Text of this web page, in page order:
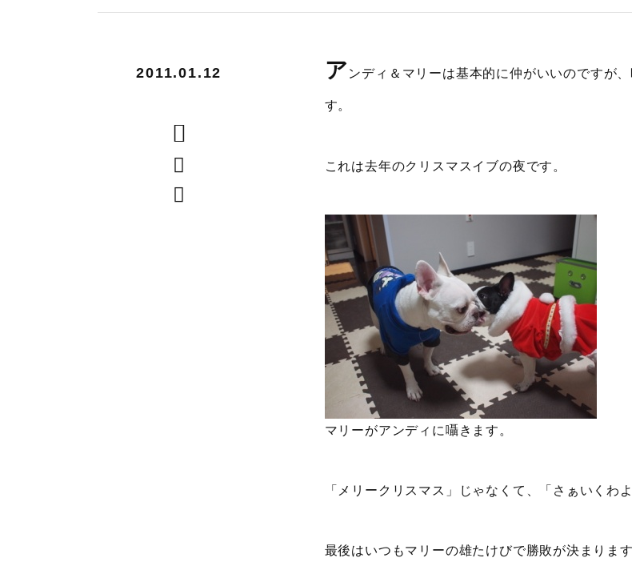
2011.01.12 ア ンディ＆マリーは基本的に仲がいいのですが
す。
これは去年のクリスマスイブの夜です。
マリーがアンディに囁きます。
「メリークリスマス」じゃなくて、「さぁいくわ
最後はいつもマリーの雄たけびで勝敗が決まりま